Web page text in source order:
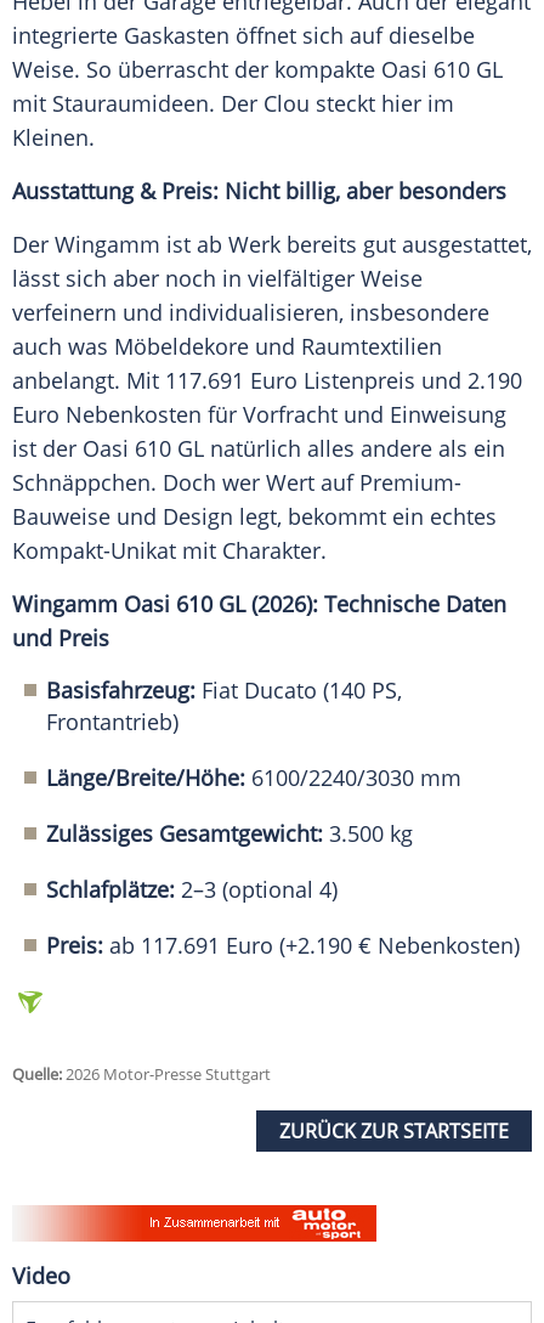
integrierte Gaskasten öffnet sich auf dieselbe
Weise. So überrascht der kompakte Oasi 610 GL
mit Stauraumideen. Der Clou steckt hier im
Kleinen.
Ausstattung & Preis: Nicht billig, aber besonders
Der Wingamm ist ab Werk bereits gut ausgestattet,
lässt sich aber noch in vielfältiger Weise
verfeinern und individualisieren, insbesondere
auch was Möbeldekore und Raumtextilien
anbelangt. Mit 117.691 Euro Listenpreis und 2.190
Euro Nebenkosten für Vorfracht und Einweisung
ist der Oasi 610 GL natürlich alles andere als ein
Schnäppchen. Doch wer Wert auf Premium-
Bauweise und Design legt, bekommt ein echtes
Kompakt-Unikat mit Charakter.
Wingamm Oasi 610 GL (2026): Technische Daten
und Preis
Basisfahrzeug: Fiat Ducato (140 PS,
Frontantrieb)
Länge/Breite/Höhe: 6100/2240/3030 mm
Zulässiges Gesamtgewicht: 3.500 kg
Schlafplätze: 2–3 (optional 4)
Preis: ab 117.691 Euro (+2.190 € Nebenkosten)
Quelle:2026 Motor-Presse Stuttgart
ZURÜCK ZUR STARTSEITE
Video